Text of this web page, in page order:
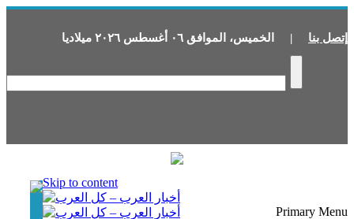
إتصل بنا | الخميس، الموافق ٠٦ أغسطس ٢٠٢٦ ميلاديا
Skip to content
Primary Menu